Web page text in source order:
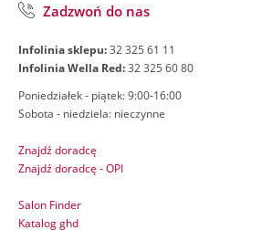
Zadzwoń do nas
Infolinia sklepu:32 325 61 11
Infolinia Wella Red:32 325 60 80
Poniedziałek - piątek: 9:00-16:00
Sobota - niedziela: nieczynne
Znajdź doradcę
Znajdź doradcę - OPI
Salon Finder
Katalog ghd